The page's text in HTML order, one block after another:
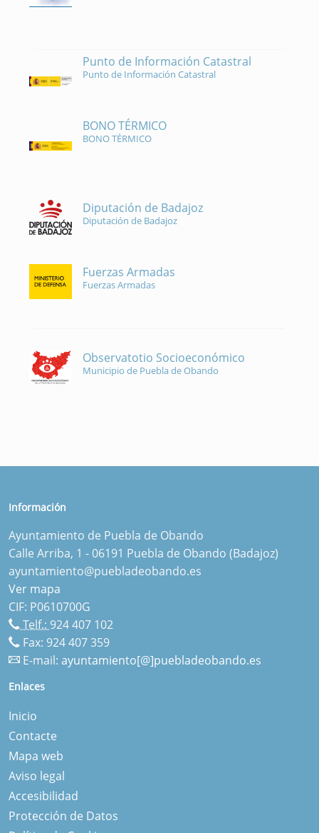
Punto de Información Catastral
Punto de Información Catastral
BONO TÉRMICO
BONO TÉRMICO
Diputación de Badajoz
Diputación de Badajoz
Fuerzas Armadas
Fuerzas Armadas
Observatotio Socioeconómico
Municipio de Puebla de Obando
Información
Ayuntamiento de Puebla de Obando
Calle Arriba, 1 - 06191 Puebla de Obando (Badajoz)
ayuntamiento@puebladeobando.es
Ver mapa
CIF: P0610700G
Telf.:924 407 102
Fax: 924 407 359
E-mail: ayuntamiento[@]puebladeobando.es
Enlaces
Inicio
Contacte
Mapa web
Aviso legal
Accesibilidad
Protección de Datos